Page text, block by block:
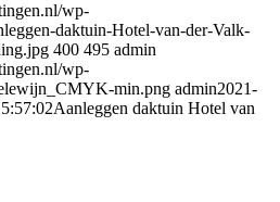
wp-
daktuin-Hotel-van-der-Valk-
400 495 admin
wp-
min.png admin2021-
Aanleggen daktuin Hotel van